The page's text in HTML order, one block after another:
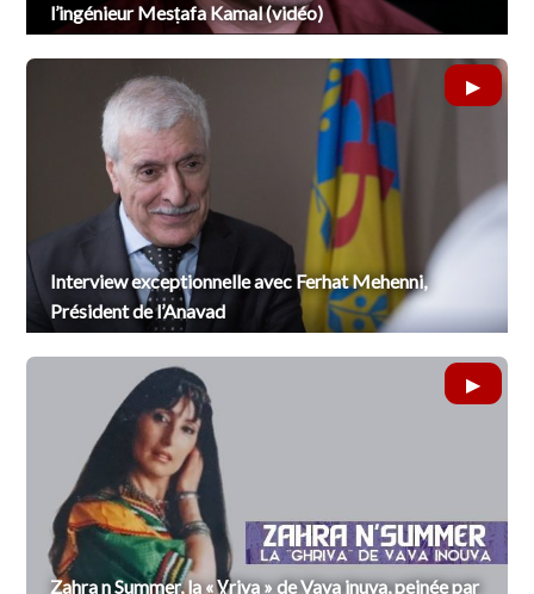
l’ingénieur Mesṭafa Kamal (vidéo)
Interview exceptionnelle avec Ferhat Mehenni,
Président de l’Anavad
Zahra n Summer, la « Ɣriva » de Vava inuva, peinée par